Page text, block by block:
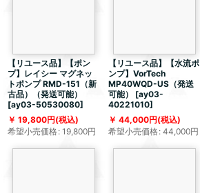
【リユース品】【ポン
プ】レイシー マグネッ
トポンプ RMD-151（新
古品）（発送可能）
[ay03-50530080]
19,800円(税込)
希望小売価格: 19,800円
【リユース品】【水流ポ
ンプ】VorTech
MP40WQD-US（発送
可能）
[ay03-
40221010]
44,000円(税込)
希望小売価格: 44,000円